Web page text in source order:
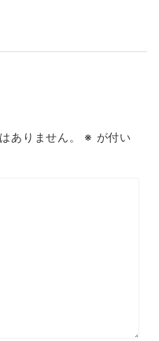
ありません。 ※ が付い